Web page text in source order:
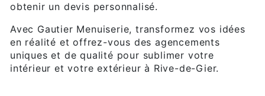
obtenir un devis personnalisé.
Avec Gautier Menuiserie, transformez vos idées
en réalité et offrez-vous des agencements
uniques et de qualité pour sublimer votre
intérieur et votre extérieur à Rive-de-Gier.